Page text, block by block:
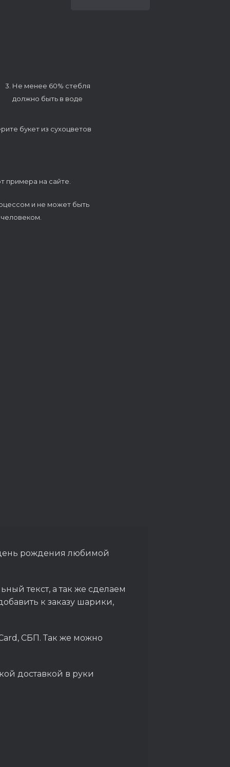
3. Не менее 60% стебля
должно быть в воде
букет из сухоцветов
примера на сайте.
и не может быть
день рождения любимой
текст, а так же сделаем
к заказу шарики,
СБП. Так же можно
доставкой в руки